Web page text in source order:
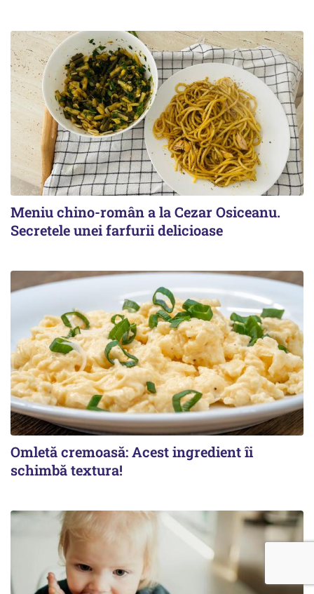
Meniu chino-român a la Cezar Osiceanu.
Secretele unei farfurii delicioase
Omletă cremoasă: Acest ingredient îi
schimbă textura!